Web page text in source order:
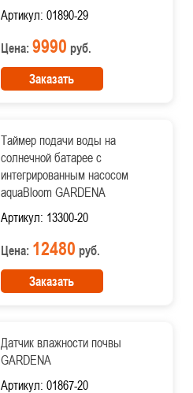
Артикул: 01890-29
Цена: 9990 руб.
Заказать
Таймер подачи воды на
солнечной батарее с
интегрированным насосом
aquaBloom GARDENA
Артикул: 13300-20
Цена: 12480 руб.
Заказать
Датчик влажности почвы
GARDENA
Артикул: 01867-20